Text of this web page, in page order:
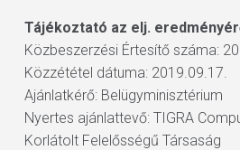
Tájékoztató az elj.
Közbeszerzési Értesítő száma:
Közzététel dátuma: 2019.09.17.
Ajánlatkérő: Belügyminisztérium
Nyertes ajánlattevő: TIGRA
Korlátolt Felelősségű Társaság